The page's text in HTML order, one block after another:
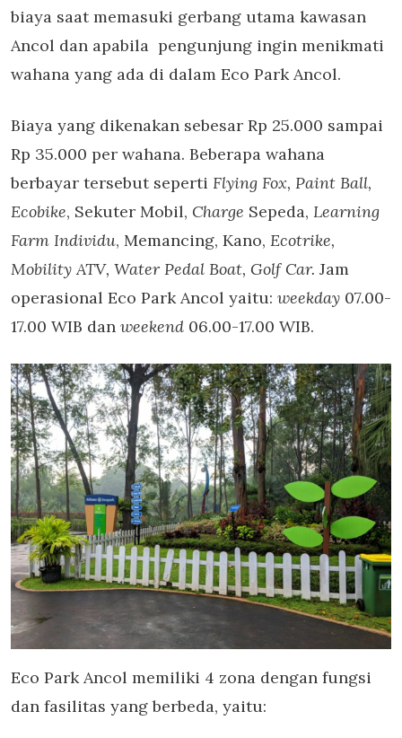
biaya saat memasuki gerbang utama kawasan
Ancol dan apabila pengunjung ingin menikmati
wahana yang ada di dalam Eco Park Ancol.
Biaya yang dikenakan sebesar Rp 25.000 sampai
Rp 35.000 per wahana. Beberapa wahana
berbayar tersebut seperti Flying Fox, Paint Ball,
Ecobike, Sekuter Mobil, Charge Sepeda, Learning
Farm Individu, Memancing, Kano, Ecotrike,
Mobility ATV, Water Pedal Boat, Golf Car. Jam
operasional Eco Park Ancol yaitu: weekday 07.00-
17.00 WIB dan weekend 06.00-17.00 WIB.
Eco Park Ancol memiliki 4 zona dengan fungsi
dan fasilitas yang berbeda, yaitu: